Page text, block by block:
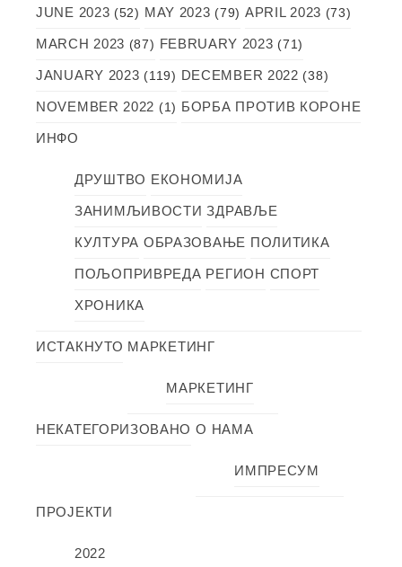
JUNE 2023 (52) MAY 2023 (79) APRIL 2023 (73)
MARCH 2023 (87) FEBRUARY 2023 (71)
JANUARY 2023 (119) DECEMBER 2022 (38)
NOVEMBER 2022 (1) БОРБА ПРОТИВ КОРОНЕ
ИНФО
ДРУШТВО ЕКОНОМИЈА
ЗАНИМЉИВОСТИ ЗДРАВЉЕ
КУЛТУРА ОБРАЗОВАЊЕ ПОЛИТИКА
ПОЉОПРИВРЕДА РЕГИОН СПОРТ
ХРОНИКА
ИСТАКНУТО МАРКЕТИНГ
МАРКЕТИНГ
НЕКАТЕГОРИЗОВАНО О НАМА
ИМПРЕСУМ
ПРОЈЕКТИ
2022